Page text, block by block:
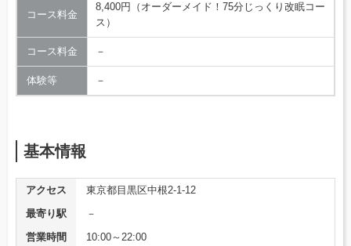
コース料金
8,400円（オーダーメイド！75分じっくり改眠コー
ス）
コース料金 －
体験等 －
基本情報
アクセス
東京都目黒区中根2-1-12
最寄り駅
－
営業時間
10:00～22:00